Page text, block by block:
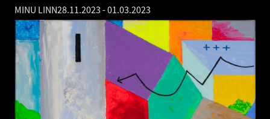
MINU LINN28.11.2023 -01.03.2023